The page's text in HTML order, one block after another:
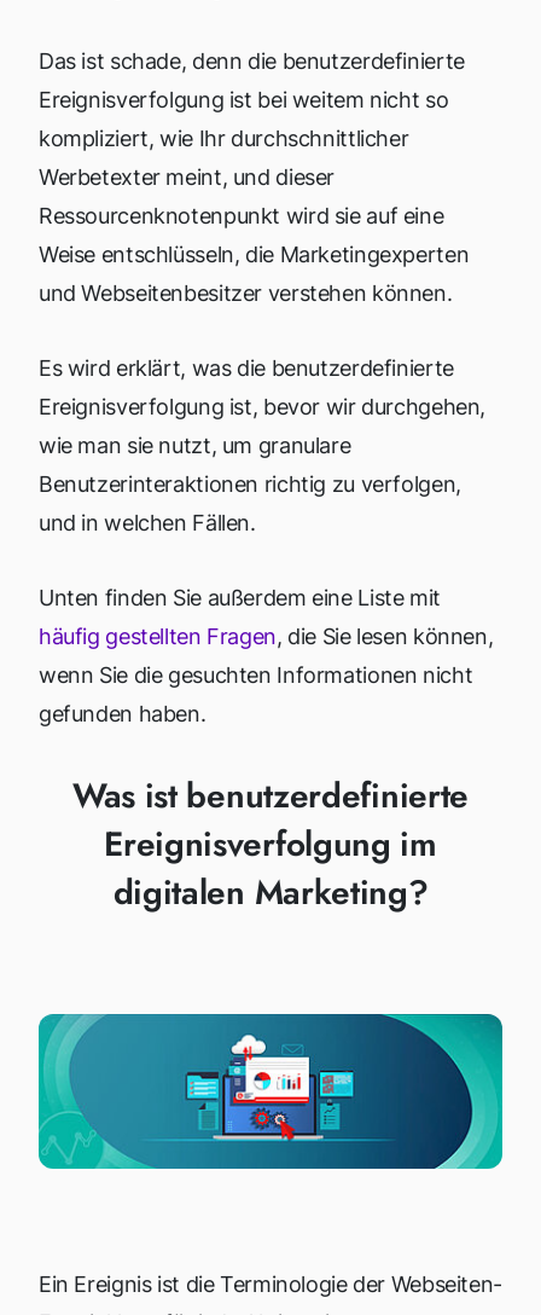
Das ist schade, denn die benutzerdefinierte
Ereignisverfolgung ist bei weitem nicht so
kompliziert, wie Ihr durchschnittlicher
Werbetexter meint, und dieser
Ressourcenknotenpunkt wird sie auf eine
Weise entschlüsseln, die Marketingexperten
und Webseitenbesitzer verstehen können.
Es wird erklärt, was die benutzerdefinierte
Ereignisverfolgung ist, bevor wir durchgehen,
wie man sie nutzt, um granulare
Benutzerinteraktionen richtig zu verfolgen,
und in welchen Fällen.
Unten finden Sie außerdem eine Liste mit
häufig gestellten Fragen, die Sie lesen können,
wenn Sie die gesuchten Informationen nicht
gefunden haben.
Was ist benutzerdefinierte
Ereignisverfolgung im
digitalen Marketing?
Ein Ereignis ist die Terminologie der Webseiten-